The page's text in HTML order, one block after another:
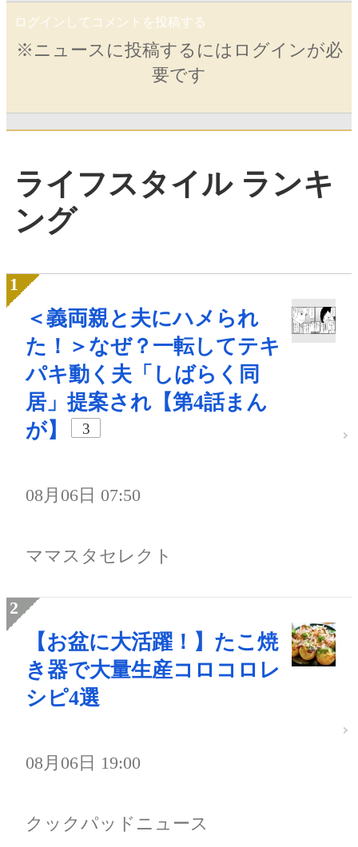
ログインしてコメントを投稿する
※ニュースに投稿するにはログインが必
要です
ライフスタイル ランキ
ング
＜義両親と夫にハメられ
た！＞なぜ？一転してテキ
パキ動く夫「しばらく同
居」提案され【第4話まん
が】
3
08月06日 07:50
ママスタセレクト
【お盆に大活躍！】たこ焼
き器で大量生産コロコロレ
シピ4選
08月06日 19:00
クックパッドニュース